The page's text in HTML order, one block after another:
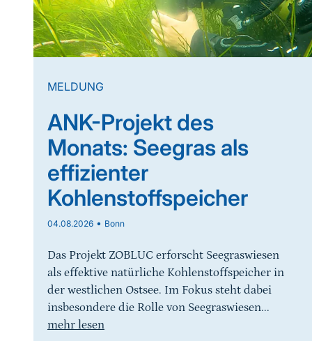
ANK-Projekt des
Monats: Seegras als
effizienter
Kohlenstoffspeicher
MELDUNG
04.08.2026 • Bonn
Das Projekt ZOBLUC erforscht Seegraswiesen
als effektive natürliche Kohlenstoffspeicher in
der westlichen Ostsee. Im Fokus steht dabei
insbesondere die Rolle von Seegraswiesen...
mehr lesen